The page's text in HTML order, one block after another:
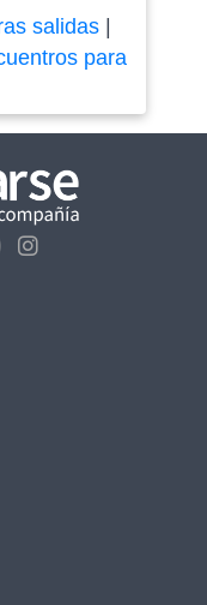
salidas|
para